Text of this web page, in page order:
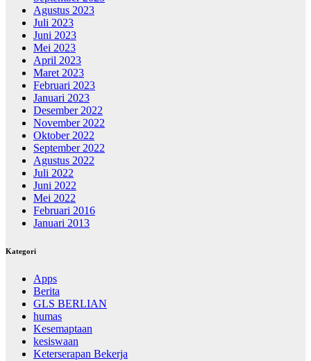
Agustus 2023
Juli 2023
Juni 2023
Mei 2023
April 2023
Maret 2023
Februari 2023
Januari 2023
Desember 2022
November 2022
Oktober 2022
September 2022
Agustus 2022
Juli 2022
Juni 2022
Mei 2022
Februari 2016
Januari 2013
Kategori
Apps
Berita
GLS BERLIAN
humas
Kesemaptaan
kesiswaan
Keterserapan Bekerja